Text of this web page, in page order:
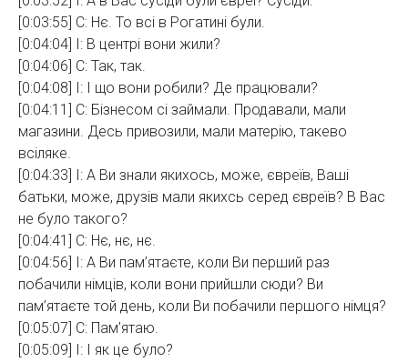
[0:03:55] С: Нє. То всі в Рогатині були.
[0:04:04] І: В центрі вони жили?
[0:04:06] С: Так, так.
[0:04:08] І: І що вони робили? Де працювали?
[0:04:11] С: Бізнесом сі займали. Продавали, мали
магазини. Десь привозили, мали матерію, такево
всіляке.
[0:04:33] І: А Ви знали якихось, може, євреїв, Ваші
батьки, може, друзів мали якихсь серед євреїв? В Вас
не було такого?
[0:04:41] С: Нє, нє, нє.
[0:04:56] І: А Ви пам’ятаєте, коли Ви перший раз
побачили німців, коли вони прийшли сюди? Ви
пам’ятаєте той день, коли Ви побачили першого німця?
[0:05:07] С: Пам’ятаю.
[0:05:09] І: І як це було?